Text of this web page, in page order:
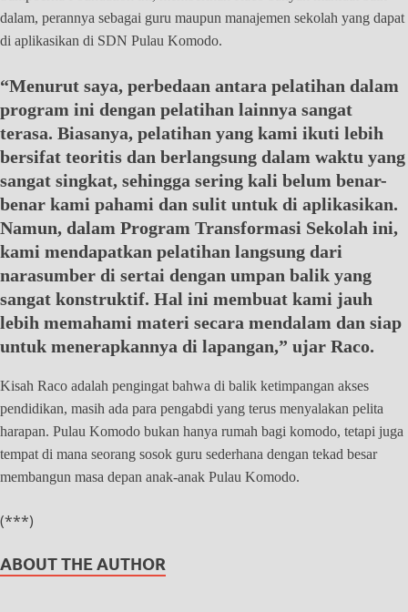
dalam, perannya sebagai guru maupun manajemen sekolah yang dapat
di aplikasikan di SDN Pulau Komodo.
“Menurut saya, perbedaan antara pelatihan dalam
program ini dengan pelatihan lainnya sangat
terasa. Biasanya, pelatihan yang kami ikuti lebih
bersifat teoritis dan berlangsung dalam waktu yang
sangat singkat, sehingga sering kali belum benar-
benar kami pahami dan sulit untuk di aplikasikan.
Namun, dalam Program Transformasi Sekolah ini,
kami mendapatkan pelatihan langsung dari
narasumber di sertai dengan umpan balik yang
sangat konstruktif. Hal ini membuat kami jauh
lebih memahami materi secara mendalam dan siap
untuk menerapkannya di lapangan,” ujar Raco.
Kisah Raco adalah pengingat bahwa di balik ketimpangan akses
pendidikan, masih ada para pengabdi yang terus menyalakan pelita
harapan. Pulau Komodo bukan hanya rumah bagi komodo, tetapi juga
tempat di mana seorang sosok guru sederhana dengan tekad besar
membangun masa depan anak-anak Pulau Komodo.
(***)
ABOUT THE AUTHOR